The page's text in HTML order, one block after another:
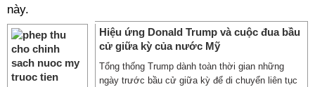
này.
Hiệu ứng Donald Trump và cuộc đua bầu
cử giữa kỳ của nước Mỹ
Tổng thống Trump dành toàn thời gian những
ngày trước bầu cử giữa kỳ để di chuyển liên tục